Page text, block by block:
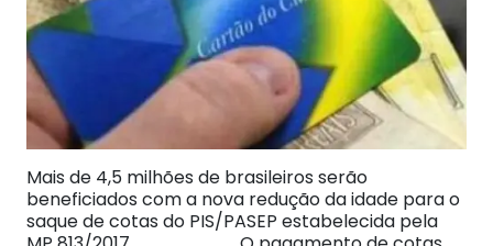
Mais de 4,5 milhões de brasileiros serão
beneficiados com a nova redução da idade para o
saque de cotas do PIS/PASEP estabelecida pela